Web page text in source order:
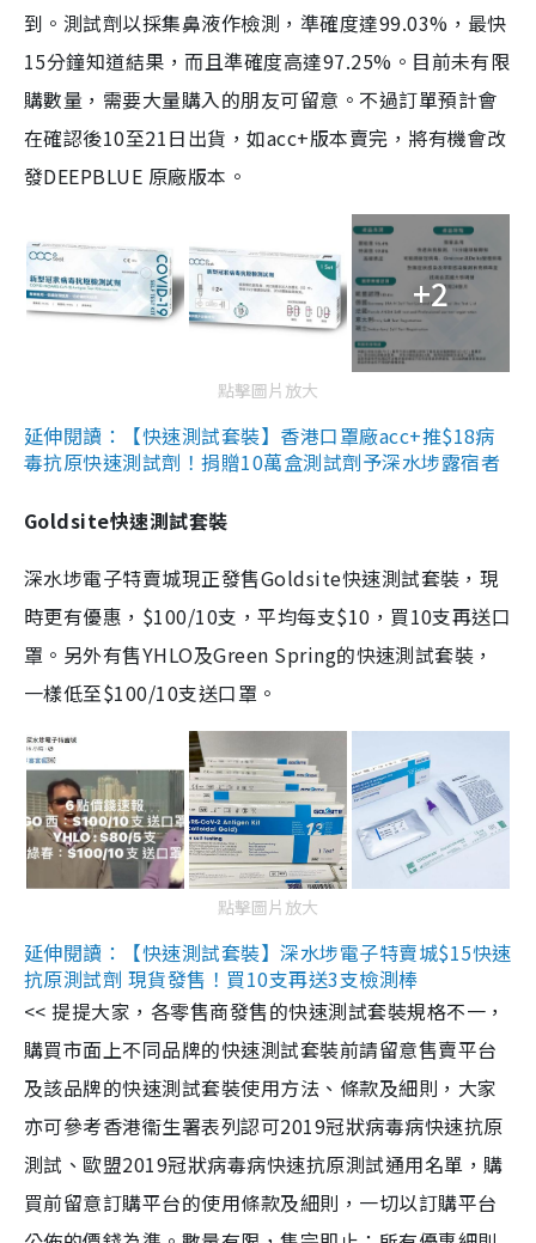
到。測試劑以採集鼻液作檢測，準確度達99.03%，最快
15分鐘知道結果，而且準確度高達97.25%。目前未有限
購數量，需要大量購入的朋友可留意。不過訂單預計會
在確認後10至21日出貨，如acc+版本賣完，將有機會改
發DEEPBLUE 原廠版本。
+2
點擊圖片放大
延伸閱讀：【快速測試套裝】香港口罩廠acc+推$18病
毒抗原快速測試劑！捐贈10萬盒測試劑予深水埗露宿者
Goldsite快速測試套裝
深水埗電子特賣城現正發售Goldsite快速測試套裝，現
時更有優惠，$100/10支，平均每支$10，買10支再送口
罩。另外有售YHLO及Green Spring的快速測試套裝，
一樣低至$100/10支送口罩。
點擊圖片放大
延伸閱讀：【快速測試套裝】深水埗電子特賣城$15快速
抗原測試劑 現貨發售！買10支再送3支檢測棒
<< 提提大家，各零售商發售的快速測試套裝規格不一，
購買市面上不同品牌的快速測試套裝前請留意售賣平台
及該品牌的快速測試套裝使用方法、條款及細則，大家
亦可參考香港衞生署表列認可2019冠狀病毒病快速抗原
測試、歐盟2019冠狀病毒病快速抗原測試通用名單，購
買前留意訂購平台的使用條款及細則，一切以訂購平台